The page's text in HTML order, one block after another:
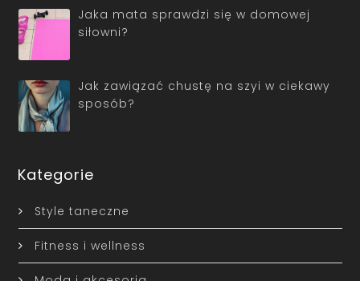
Jaka mata sprawdzi się w domowej
siłowni?
Jak zawiązać chustę na szyi w ciekawy
sposób?
Kategorie
Style taneczne
Fitness i wellness